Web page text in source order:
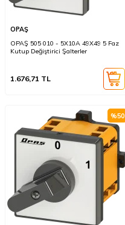
OPAŞ
OPAŞ 505 010 - 5X10A 49X49 5 Faz
Kutup Değiştirici Şalterler
1.676,71 TL
%50